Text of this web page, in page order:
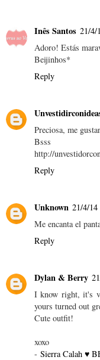
Inês Santos 21/4/
Adoro! Estás
Beijinhos*
Reply
Preciosa, me
Bsss
http://
Reply
Unknown 21/4/14
Me encanta el
Reply
Dylan & Berry
I know right, it's
yours turned out
Cute outfit!
xoxo
- Sierra Calah ♥